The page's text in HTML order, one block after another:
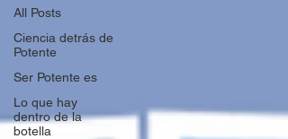
All Posts
Ciencia detrás de
Potente
Ser Potente es
Lo que hay
dentro de la
botella